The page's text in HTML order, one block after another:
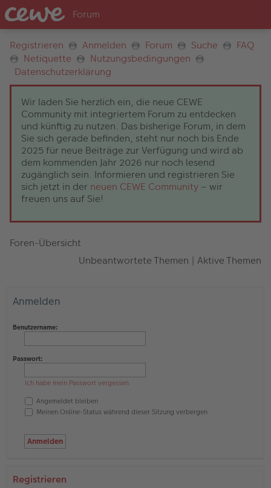
Registrieren Anmelden Forum Suche
FAQ
Netiquette
Nutzungsbedingungen
Datenschutzerklärung
Wir laden Sie herzlich ein, die neue CEWE
Community mit integriertem Forum zu entdecken
und künftig zu nutzen. Das bisherige Forum, in dem
Sie sich gerade befinden, steht nur noch bis Ende
2025 für neue Beiträge zur Verfügung und wird ab
dem kommenden Jahr 2026 nur noch lesend
zugänglich sein. Informieren und registrieren Sie
sich jetzt in der neuen CEWE Community – wir
freuen uns auf Sie!
Foren-Übersicht
Unbeantwortete Themen | Aktive Themen
Anmelden
Benutzername:
Passwort:
Ich habe mein Passwort vergessen
Angemeldet bleiben
Meinen Online-Status während dieser Sitzung verbergen
Registrieren